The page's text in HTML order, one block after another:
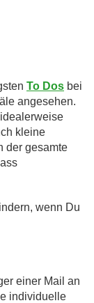
To Dos bei
angesehen.
kleine
der gesamte
wenn Du
einer Mail an
individuelle